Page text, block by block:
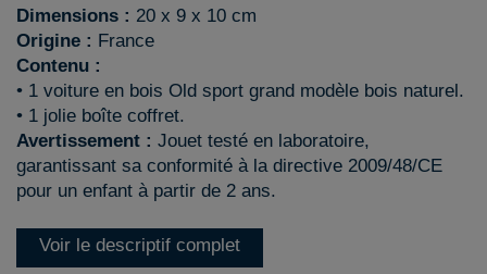
Dimensions : 20 x 9 x 10 cm
Origine : France
Contenu :
• 1 voiture en bois Old sport grand modèle bois naturel.
• 1 jolie boîte coffret.
Avertissement : Jouet testé en laboratoire,
garantissant sa conformité à la directive 2009/48/CE
pour un enfant à partir de 2 ans.
Voir le descriptif complet